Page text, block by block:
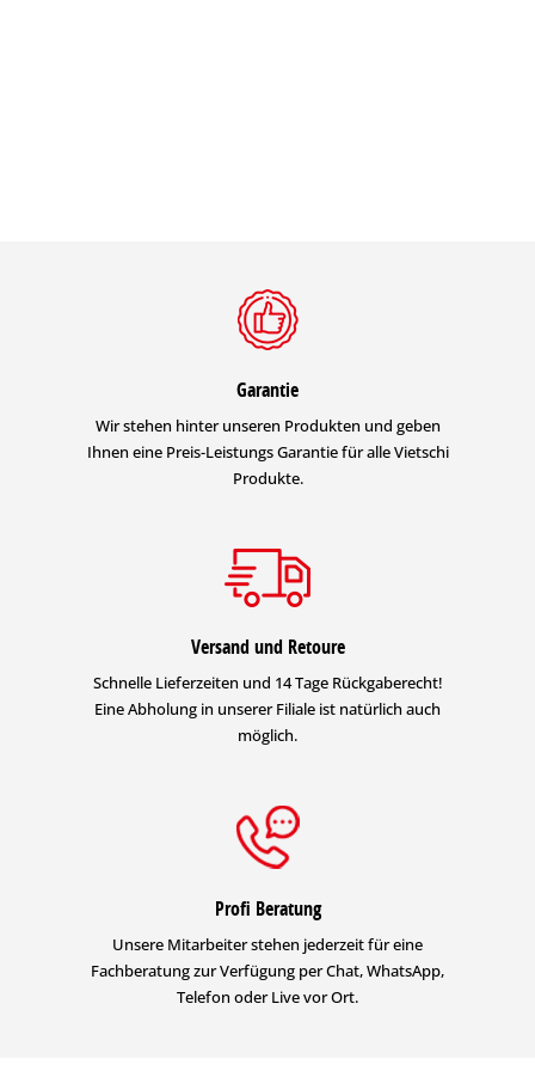
Garantie
Wir stehen hinter unseren Produkten und geben
Ihnen eine Preis-Leistungs Garantie für alle Vietschi
Produkte.
Versand und Retoure
Schnelle Lieferzeiten und 14 Tage Rückgaberecht!
Eine Abholung in unserer Filiale ist natürlich auch
möglich.
Profi Beratung
Unsere Mitarbeiter stehen jederzeit für eine
Fachberatung zur Verfügung per Chat, WhatsApp,
Telefon oder Live vor Ort.